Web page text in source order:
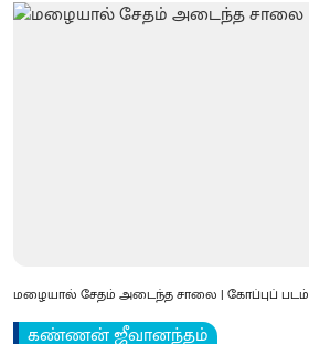
மழையால் சேதம் அடைந்த சாலை | கோப்புப் படம்
கண்ணன் ஜீவானந்தம்